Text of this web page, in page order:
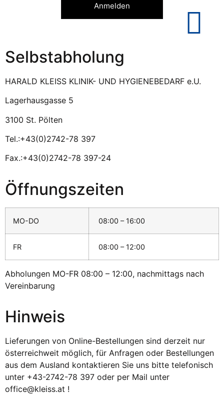
Anmelden
Selbstabholung
HARALD KLEISS KLINIK- UND HYGIENEBEDARF e.U.
Lagerhausgasse 5
3100 St. Pölten
Tel.:+43(0)2742-78 397
Fax.:+43(0)2742-78 397-24
Öffnungszeiten
MO-DO 08:00 – 16:00
FR 08:00 – 12:00
Abholungen MO-FR 08:00 – 12:00, nachmittags nach
Vereinbarung
Hinweis
Lieferungen von Online-Bestellungen sind derzeit nur
österreichweit möglich, für Anfragen oder Bestellungen
aus dem Ausland kontaktieren Sie uns bitte telefonisch
unter +43-2742-78 397 oder per Mail unter
office@kleiss.at !